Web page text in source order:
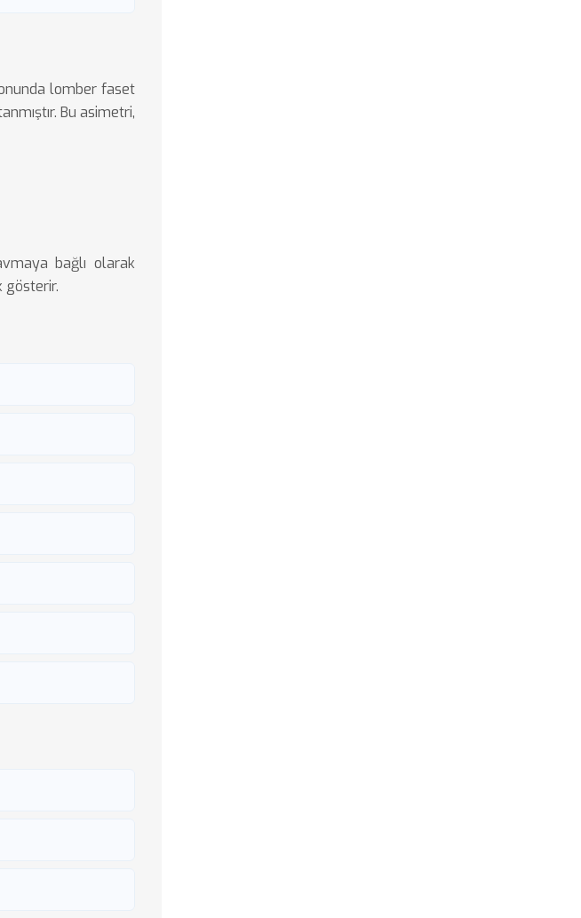
lomber faset
Bu asimetri,
bağlı olarak
gösterir.